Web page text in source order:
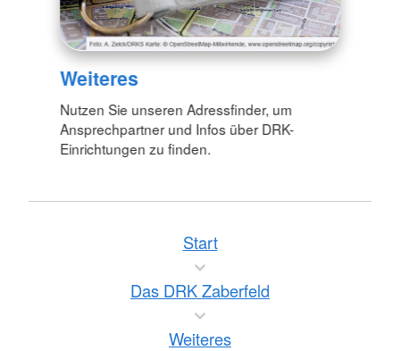
Weiteres
Nutzen Sie unseren Adressfinder, um
Ansprechpartner und Infos über DRK-
Einrichtungen zu finden.
Start
Das DRK Zaberfeld
Weiteres